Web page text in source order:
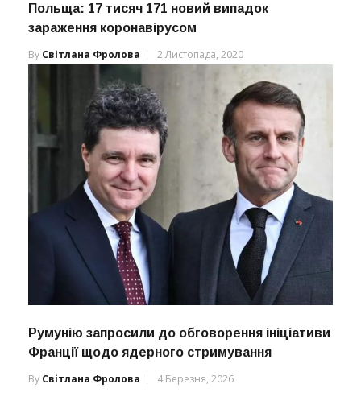
Польща: 17 тисяч 171 новий випадок
зараження коронавірусом
By Світлана Фролова 2 Листопада, 2020
Румунію запросили до обговорення ініціативи
Франції щодо ядерного стримування
By Світлана Фролова 4 Березня, 2026